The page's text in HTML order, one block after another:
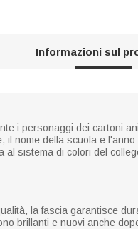
Informazioni sul
i personaggi dei cartoni
il nome della scuola e
al sistema di colori del
la fascia garantisce
brillanti e nuovi anche